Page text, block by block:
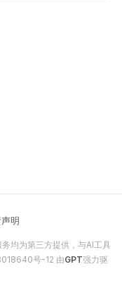
明
均为第三方提供，与AI工具
号-12 由GPT强力驱